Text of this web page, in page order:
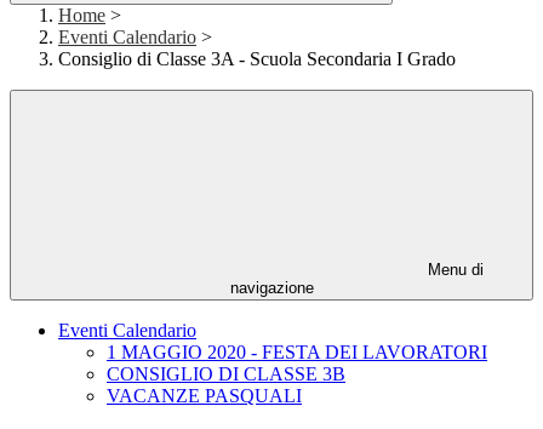
Home >
Eventi Calendario >
Consiglio di Classe 3A - Scuola Secondaria I Grado
Menu di
navigazione
Eventi Calendario
1 MAGGIO 2020 - FESTA DEI LAVORATORI
CONSIGLIO DI CLASSE 3B
VACANZE PASQUALI